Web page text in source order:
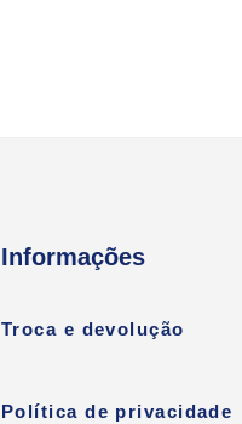
Informações
Troca e devolução
Política de privacidade